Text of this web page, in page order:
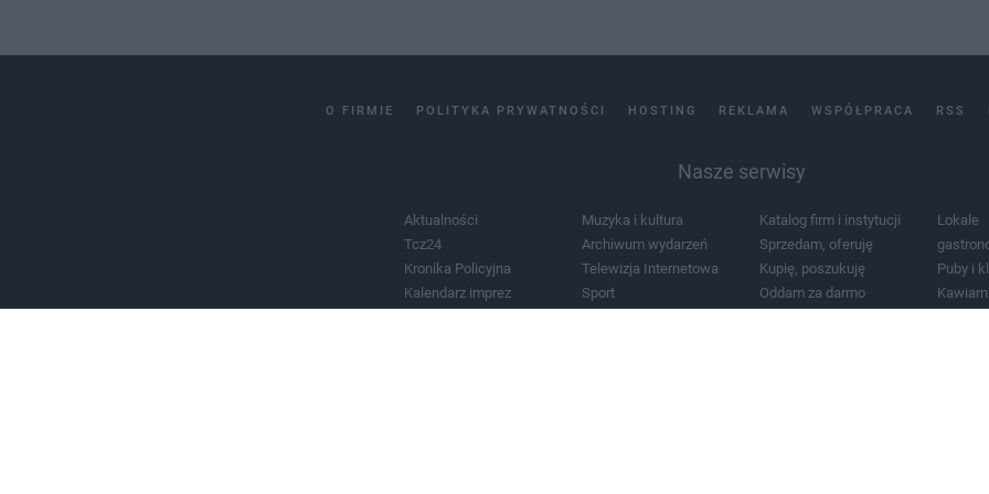
O FIRMIE POLITYKA PRYWATNOŚCI HOSTING REKLAMA WSPÓŁPRACA RSS
Nasze serwisy
Aktualności
Tcz24
Kronika Policyjna
Kalendarz imprez
Muzyka i kultura
Archiwum wydarzeń
Telewizja Internetowa
Sport
Katalog firm i instytucji
Sprzedam, oferuję
Kupię, poszukuję
Oddam za darmo
Lokale
Puby i